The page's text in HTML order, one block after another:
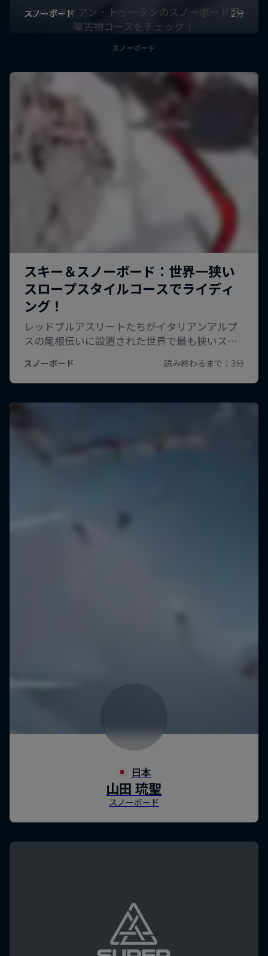
セバスティアン・トゥータンのスノーボード用
障害物コースをチェック！
スノーボード